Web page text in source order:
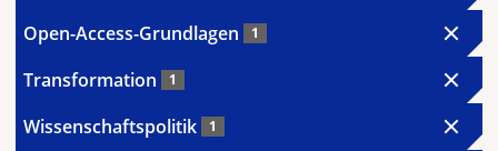
Open-Access-Grundlagen 1
Transformation 1
Wissenschaftspolitik 1